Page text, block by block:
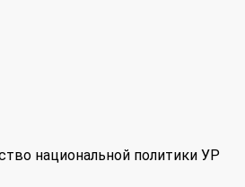
национальной политики УР